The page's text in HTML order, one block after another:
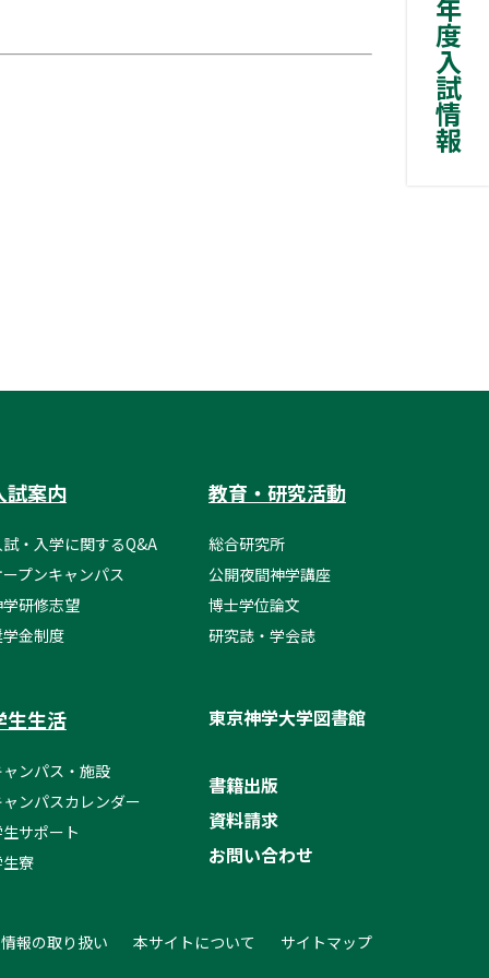
試案内
・入学に関するQ&A
プンキャンパス
研修志望
金制度
教育・研究活動
総合研究所
公開夜間神学講座
博士学位論文
研究誌・学会誌
生生活
ンパス・施設
ンパスカレンダー
サポート
寮
東京神学大学図書館
書籍出版
資料請求
お問い合わせ
報の取り扱い 本サイトについて サイトマップ